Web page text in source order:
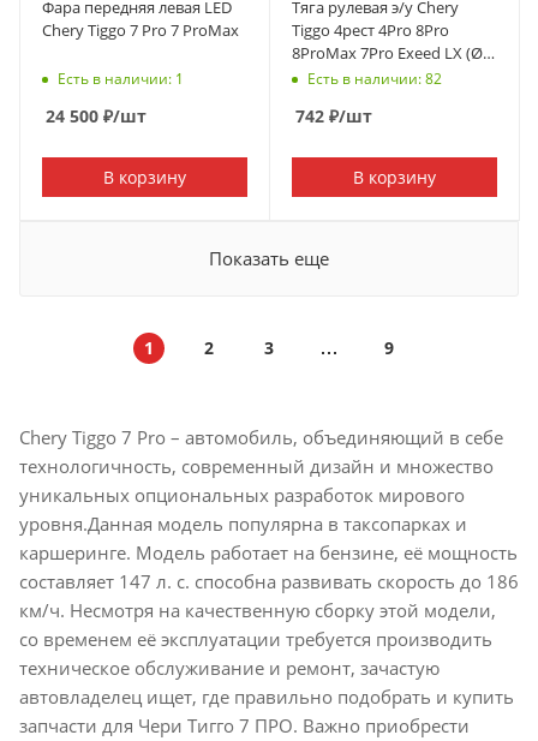
Фара передняя левая LED
Chery Tiggo 7 Pro 7 ProMax
Есть в наличии: 1
24 500 ₽/шт
В корзину
Тяга рулевая э/у Chery
Tiggo 4рест 4Pro 8Pro
8ProMax 7Pro Exeed LX (Ø к
рейке 14мм)
Есть в наличии: 82
742 ₽/шт
В корзину
Показать еще
1 2 3 9
Chery Tiggo 7 Pro – автомобиль, объединяющий в себе
технологичность, современный дизайн и множество
уникальных опциональных разработок мирового
уровня.Данная модель популярна в таксопарках и
каршеринге. Модель работает на бензине, её мощность
составляет 147 л. с. способна развивать скорость до 186
км/ч. Несмотря на качественную сборку этой модели,
со временем её эксплуатации требуется производить
техническое обслуживание и ремонт, зачастую
автовладелец ищет, где правильно подобрать и купить
запчасти для Чери Тигго 7 ПРО. Важно приобрести